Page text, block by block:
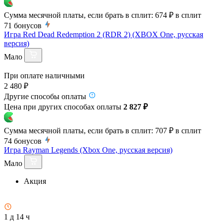
Сумма месячной платы, если брать в сплит: 674 ₽ в сплит
71 бонусов
Игра Red Dead Redemption 2 (RDR 2) (XBOX One, русская
версия)
Мало
При оплате наличными
2 480 ₽
Другие способы оплаты
Цена при других способах оплаты 2 827 ₽
Сумма месячной платы, если брать в сплит: 707 ₽ в сплит
74 бонусов
Игра Rayman Legends (Xbox One, русская версия)
Мало
Акция
1 д 14 ч